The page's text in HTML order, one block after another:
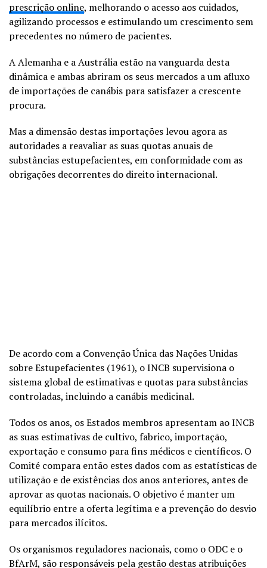
prescrição online, melhorando o acesso aos cuidados,
agilizando processos e estimulando um crescimento sem
precedentes no número de pacientes.
A Alemanha e a Austrália estão na vanguarda desta
dinâmica e ambas abriram os seus mercados a um afluxo
de importações de canábis para satisfazer a crescente
procura.
Mas a dimensão destas importações levou agora as
autoridades a reavaliar as suas quotas anuais de
substâncias estupefacientes, em conformidade com as
obrigações decorrentes do direito internacional.
De acordo com a Convenção Única das Nações Unidas
sobre Estupefacientes (1961), o INCB supervisiona o
sistema global de estimativas e quotas para substâncias
controladas, incluindo a canábis medicinal.
Todos os anos, os Estados membros apresentam ao INCB
as suas estimativas de cultivo, fabrico, importação,
exportação e consumo para fins médicos e científicos. O
Comité compara então estes dados com as estatísticas de
utilização e de existências dos anos anteriores, antes de
aprovar as quotas nacionais. O objetivo é manter um
equilíbrio entre a oferta legítima e a prevenção do desvio
para mercados ilícitos.
Os organismos reguladores nacionais, como o ODC e o
BfArM, são responsáveis pela gestão destas atribuições